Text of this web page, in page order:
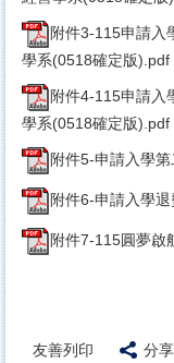
附件3-115申請入
學系(0518確定版).pdf
附件4-115申請入
學系(0518確定版).pdf
附件5-申請入學
附件6-申請入學
附件7-115圓夢啟
友善列印 分享